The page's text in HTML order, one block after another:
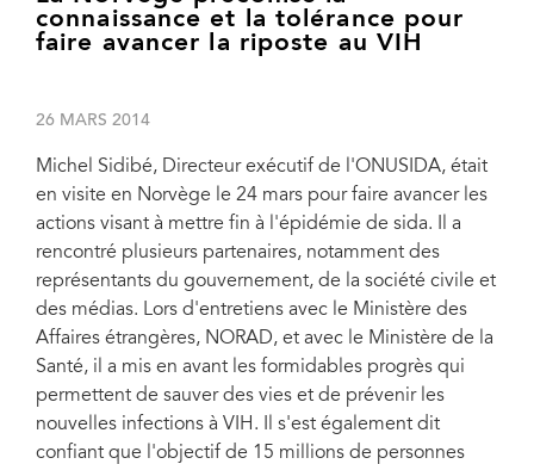
Børge Brende, Ministre norvégien des Affaires étrangères, en compagnie de
Norvège.
connaissance et la tolérance pour
faire avancer la riposte au VIH
26 MARS 2014
Michel Sidibé, Directeur exécutif de l'ONUSIDA, était
en visite en Norvège le 24 mars pour faire avancer les
actions visant à mettre fin à l'épidémie de sida. Il a
rencontré plusieurs partenaires, notamment des
représentants du gouvernement, de la société civile et
des médias. Lors d'entretiens avec le Ministère des
Affaires étrangères, NORAD, et avec le Ministère de la
Santé, il a mis en avant les formidables progrès qui
permettent de sauver des vies et de prévenir les
nouvelles infections à VIH. Il s'est également dit
confiant que l'objectif de 15 millions de personnes